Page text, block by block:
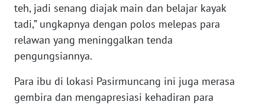
teh, jadi senang diajak main dan belajar kayak
tadi,” ungkapnya dengan polos melepas para
relawan yang meninggalkan tenda
pengungsiannya.
Para ibu di lokasi Pasirmuncang ini juga merasa
gembira dan mengapresiasi kehadiran para
JABAR
WN
WN
NTT